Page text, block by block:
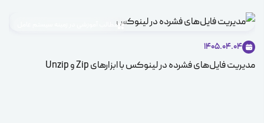
مطالب آموزشی در زمینه سیستم عامل
1405.04.04
مدیریت فایل‌های فشرده در لینوکس با ابزارهای Zip و Unzip